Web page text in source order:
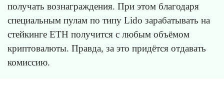
получать вознаграждения. При этом благодаря
специальным пулам по типу Lido зарабатывать на
стейкинге ETH получится с любым объёмом
криптовалюты. Правда, за это придётся отдавать
комиссию.